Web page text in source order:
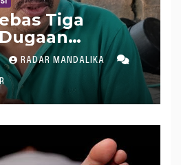
Tiga
“Siluman”
Najamudin
Hakim
Bakal
Tipikor
MA
RADAR MANDALIKA